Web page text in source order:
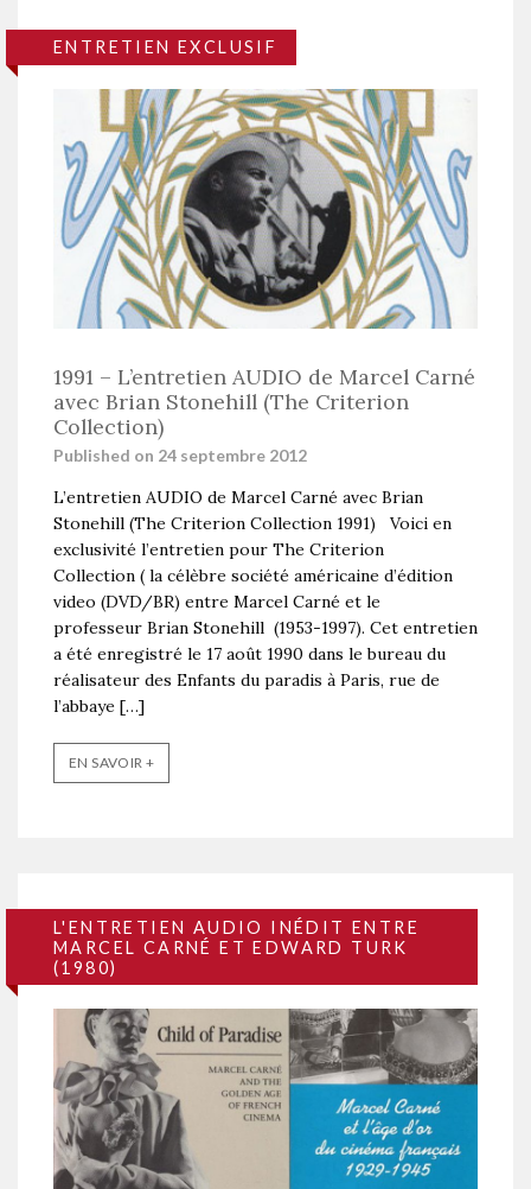
ENTRETIEN EXCLUSIF
1991 – L’entretien AUDIO de Marcel Carné
avec Brian Stonehill (The Criterion
Collection)
Published on 24 septembre 2012
L’entretien AUDIO de Marcel Carné avec Brian
Stonehill (The Criterion Collection 1991) Voici en
exclusivité l’entretien pour The Criterion
Collection ( la célèbre société américaine d’édition
video (DVD/BR) entre Marcel Carné et le
professeur Brian Stonehill (1953-1997). Cet entretien
a été enregistré le 17 août 1990 dans le bureau du
réalisateur des Enfants du paradis à Paris, rue de
l’abbaye […]
EN SAVOIR +
L'ENTRETIEN AUDIO INÉDIT ENTRE
MARCEL CARNÉ ET EDWARD TURK
(1980)